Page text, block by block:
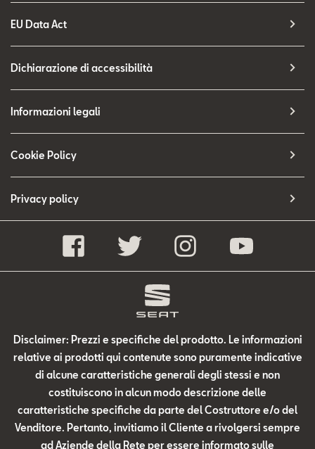
EU Data Act
Dichiarazione di accessibilità
Informazioni legali
Cookie Policy
Privacy policy
Disclaimer: Prezzi e specifiche del prodotto. Le informazioni
relative ai prodotti qui contenute sono puramente indicative
di alcune caratteristiche generali degli stessi e non
costituiscono in alcun modo descrizione delle
caratteristiche specifiche da parte del Costruttore e/o del
Venditore. Pertanto, invitiamo il Cliente a rivolgersi sempre
ad Aziende della Rete per essere informato sulle